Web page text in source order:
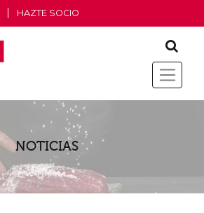
HAZTE SOCIO
NOTICIAS